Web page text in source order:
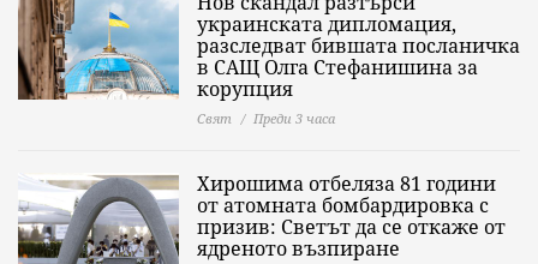
украинската дипломация,
разследват бившата посланичка
в САЩ Олга Стефанишина за
корупция
Свят Преди 3 часа
Хирошима отбеляза 81 години
от атомната бомбардировка с
призив: Светът да се откаже от
ядреното възпиране